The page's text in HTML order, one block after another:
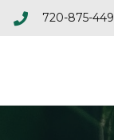
720-875-449